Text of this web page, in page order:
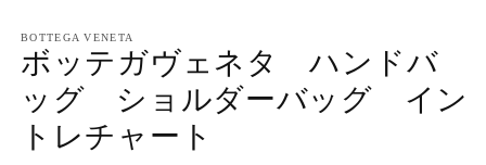
で
メ
デ
ィ
ア
(1)
を
BOTTEGA VENETA
ボッテガヴェネタ ハンドバ
ッグ ショルダーバッグ イン
トレチャート